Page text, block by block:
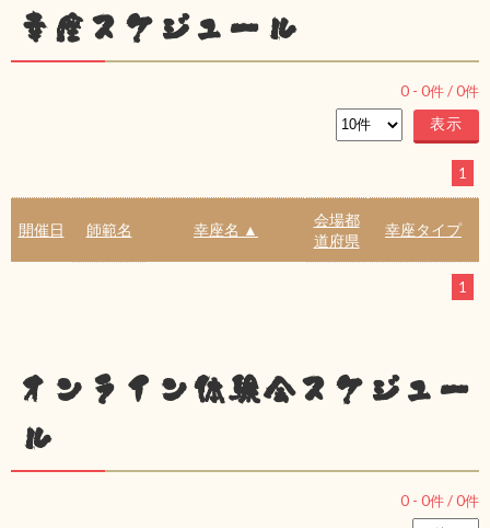
幸座スケジュール
0 - 0件 /0件
1
開催日 師範名 幸座名 ▲
会場都
道府県
幸座タイプ
1
オンライン体験会スケジュー
ル
0 - 0件 /0件